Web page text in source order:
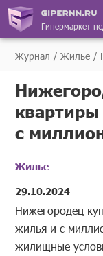
Гипермаркет
Журнал Жилье
квартиры
с
Жилье
29.10.2024
Нижегородец
жилья и с
жилищные